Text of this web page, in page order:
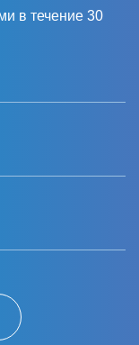
в течение 30